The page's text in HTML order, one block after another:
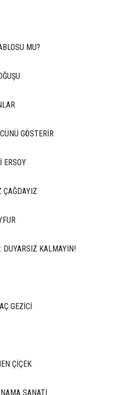
MU?
GÖSTERİR
ERSOY
ÇAĞDAYIZ
DUYARSIZ KALMAYIN!
GEZİCİ
ÇİÇEK
SANATI